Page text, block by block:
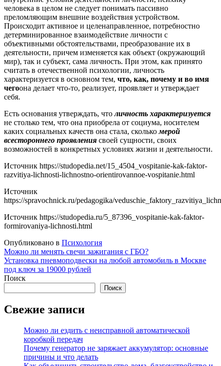
человека в целом не следует понимать пассивно
преломляющим внешние воздействия устройством.
Происходит активное и целенаправленное, потребностно
детерминированное взаимодействие личности с
объективными обстоятельствами, преобразование их в
деятельности, причем изменяется как объект (окружающий
мир), так и субъект, сама личность. При этом, как принято
считать в отечественной психологии, личность
характеризуется в основном тем, что, как, почему и во имя
чегоона делает что-то, реализует, проявляет и утверждает
себя.
Есть основания утверждать, чтоличность характеризуется
не столько тем, что она приобрела от социума, носителем
каких социальных качеств она стала, сколькомерой
всестороннего проявления своей сущности, своих
возможностей в конкретных условиях жизни и деятельности.
Источник https://studopedia.net/15_4504_vospitanie-kak-faktor-
razvitiya-lichnosti-lichnostno-orientirovannoe-vospitanie.html
Источник
https://spravochnick.ru/pedagogika/
Источник https://studopedia.ru/5_87396_vospitanie-kak-faktor-
formirovaniya-lichnosti.html
Опубликовано в Психология
Навигация
по
записям
Можно ли менять свечи зажигания с ГБО?
Установка пневмоподвески на любой автомобиль в Москве
под ключ за 19000 рублей
Поиск
Поиск
Свежие записи
Можно ли ездить с неисправной автоматической
коробкой передач
Почему генератор не заряжает аккумулятор: основные
причины и что делать